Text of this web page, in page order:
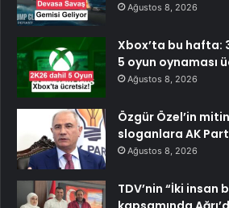
Ağustos 8, 2026
Xbox’ta bu hafta:
5 oyun oynaması
Ağustos 8, 2026
Özgür Özel’in
sloganlara AK
Ağustos 8, 2026
TDV’nin “İki insan